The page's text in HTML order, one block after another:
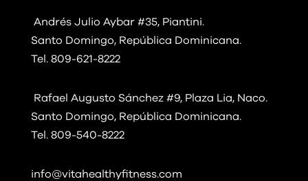
Andrés Julio Aybar #35, Piantini.
Santo Domingo, República Dominicana.
Tel. 809-621-8222
Rafael Augusto Sánchez #9, Plaza Lia, Naco.
Santo Domingo, República Dominicana.
Tel. 809-540-8222
info@vitahealthyfitness.com